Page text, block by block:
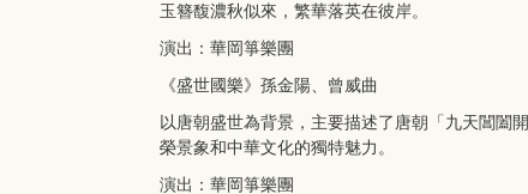
玉簪馥濃秋似來，繁華落英在彼岸。
演出：華岡箏樂團
《盛世國樂》孫金陽、曾威曲
以唐朝盛世為背景，主要描述了唐朝「九天閶闔
榮景象和中華文化的獨特魅力。
演出：華岡箏樂團